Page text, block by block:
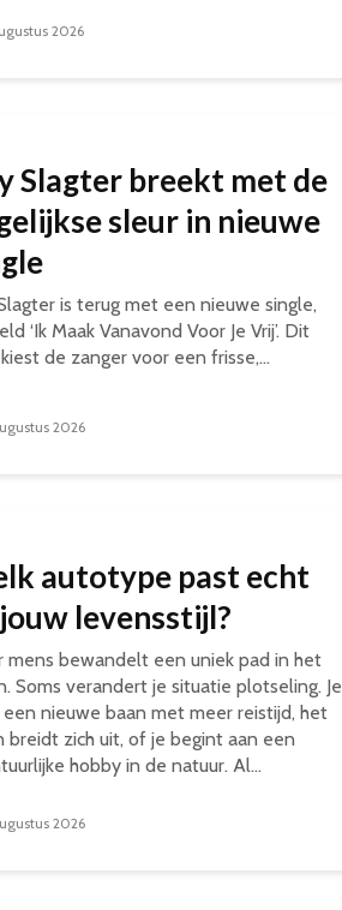
2026
Slagter breekt met de
sleur in nieuwe
is terug met een nieuwe single,
‘Ik Maak Vanavond Voor Je Vrij’. Dit
de zanger voor een frisse,...
2026
autotype past echt
levensstijl?
mens bewandelt een uniek pad in het
Soms verandert je situatie plotseling. Je
een nieuwe baan met meer reistijd, het
breidt zich uit, of je begint aan een
hobby in de natuur. Al...
2026